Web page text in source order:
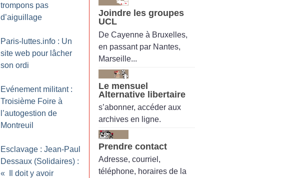
trompons pas
d’aiguillage
Paris-luttes.info : Un
site web pour lâcher
son ordi
Evénement militant :
Troisième Foire à
l’autogestion de
Montreuil
Esclavage : Jean-Paul
Dessaux (Solidaires) :
«
Il doit y avoir
Joindre les groupes
UCL
De Cayenne à Bruxelles,
en passant par Nantes,
Marseille...
Le mensuel
Alternative libertaire
s’abonner, accéder aux
archives en ligne.
Prendre contact
Adresse, courriel,
téléphone, horaires de la